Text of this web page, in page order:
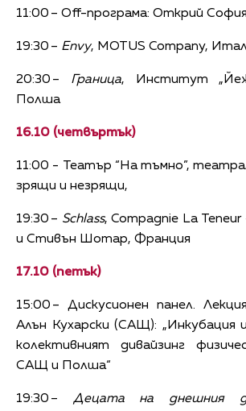
11:00 – Off-програма: Открий София
19:30 – Envy, MOTUS Company,
20:30 – Граница, Институт
Полша
16.10 (четвъртък)
11:00 - Театър “На тъмно”,
зрящи и незрящи,
19:30 – Schlass, Compagnie La
и Стивън Шотар, Франция
17.10 (петък)
15:00 – Дискусионен панел.
Алън Кухарски (САЩ): „Инкубация
колективният дивайзинг
САЩ и Полша“
19:30 – Децата на днешния